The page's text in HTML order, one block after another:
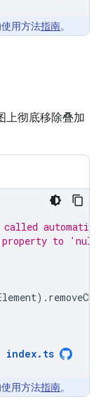
使用方法指南。
上彻底移除叠加
called
property to
).
index. ts
使用方法指南。